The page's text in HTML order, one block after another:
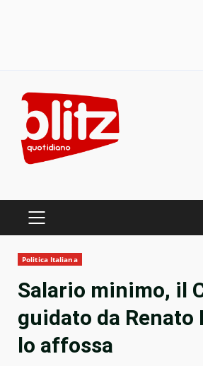
content
PRIMARY
Politica Italiana
Salario minimo, il
guidato da Renato
lo affossa